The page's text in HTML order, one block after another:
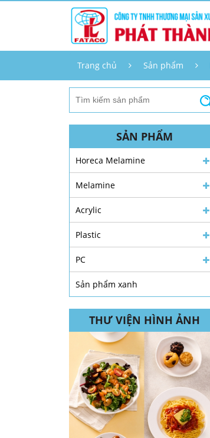
Trang chủ Sản phẩm
SẢN PHẨM
Horeca Melamine
Melamine
Acrylic
Plastic
PC
Sản phẩm xanh
THƯ VIỆN HÌNH ẢNH